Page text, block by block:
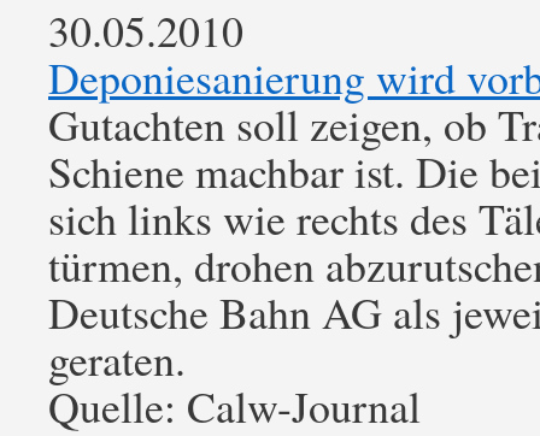
30.05.2010
Deponiesanierung wird
Gutachten soll zeigen, ob
Schiene machbar ist. Die
sich links wie rechts des
türmen, drohen
Deutsche Bahn AG als
geraten.
Quelle: Calw-Journal